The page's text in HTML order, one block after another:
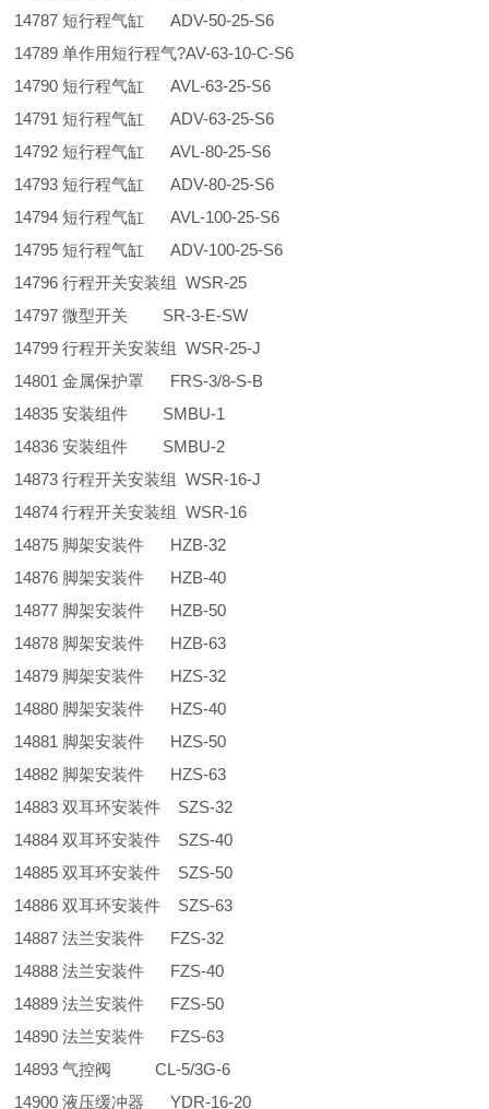
14787 短行程气缸 ADV-50-25-S6
14789 单作用短行程气?AV-63-10-C-S6
14790 短行程气缸 AVL-63-25-S6
14791 短行程气缸 ADV-63-25-S6
14792 短行程气缸 AVL-80-25-S6
14793 短行程气缸 ADV-80-25-S6
14794 短行程气缸 AVL-100-25-S6
14795 短行程气缸 ADV-100-25-S6
14796 行程开关安装组 WSR-25
14797 微型开关 SR-3-E-SW
14799 行程开关安装组 WSR-25-J
14801 金属保护罩 FRS-3/8-S-B
14835 安装组件 SMBU-1
14836 安装组件 SMBU-2
14873 行程开关安装组 WSR-16-J
14874 行程开关安装组 WSR-16
14875 脚架安装件 HZB-32
14876 脚架安装件 HZB-40
14877 脚架安装件 HZB-50
14878 脚架安装件 HZB-63
14879 脚架安装件 HZS-32
14880 脚架安装件 HZS-40
14881 脚架安装件 HZS-50
14882 脚架安装件 HZS-63
14883 双耳环安装件 SZS-32
14884 双耳环安装件 SZS-40
14885 双耳环安装件 SZS-50
14886 双耳环安装件 SZS-63
14887 法兰安装件 FZS-32
14888 法兰安装件 FZS-40
14889 法兰安装件 FZS-50
14890 法兰安装件 FZS-63
14893 气控阀 CL-5/3G-6
14900 液压缓冲器 YDR-16-20